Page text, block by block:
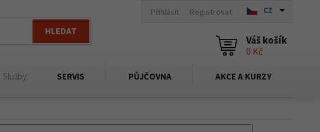
HLEDAT
Přihlásit Registrovat CZ
Váš košík
0 Kč
Služby: SERVIS PŮJČOVNA AKCE A KURZY